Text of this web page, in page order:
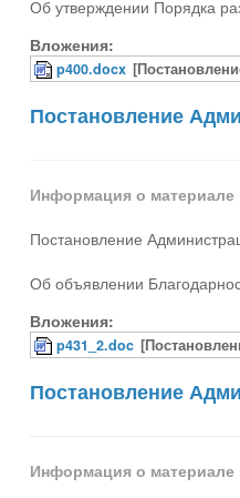
Об утверждении Порядка
Вложения:
p400.docx
Постановление
Информация о материале
Постановление
Об объявлении
Вложения:
p431_2.doc
Постановление
Информация о материале